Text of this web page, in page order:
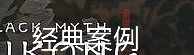
经典案例